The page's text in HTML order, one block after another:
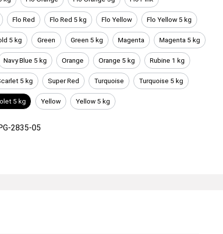
Flo Red Flo Red 5 kg Flo Yellow Flo Yellow 5 kg
5 kg Green Green 5 kg Magenta Magenta 5 kg
Navy Blue 5 kg Orange Orange 5 kg Rubine 1 kg
5 kg Super Red Turquoise Turquoise 5 kg
5 kg Yellow Yellow 5 kg
2835-05